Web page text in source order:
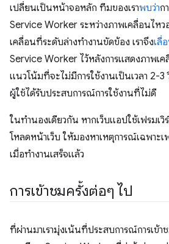
เปลี่ยนเป็นหน้าจอหลัก ทีมของเราพบว่าก
Service Worker ระหว่างภาพเคลื่อนไห
เคลื่อนที่ระดับล่างทำงานขัดข้อง เราจึงเลื่
Service Worker ไว้หลังการแสดงภาพเค
แนวโน้มที่จะไม่มีการใช้งานเป็นเวลา 2-
ผู้ใช้ได้รับประสบการณ์การใช้งานที่ไม่ดี
ในทํานองเดียวกัน หากเว็บแอปใช้เฟรมเ
โหลดหน้าเว็บ ให้มองหาเหตุการณ์เฉพาะ
เมื่อทํางานเสร็จแล้ว
การเข้าชมครั้งต่อๆ ไป
ที่ผ่านมาเรามุ่งเน้นที่ประสบการณ์การเข้า